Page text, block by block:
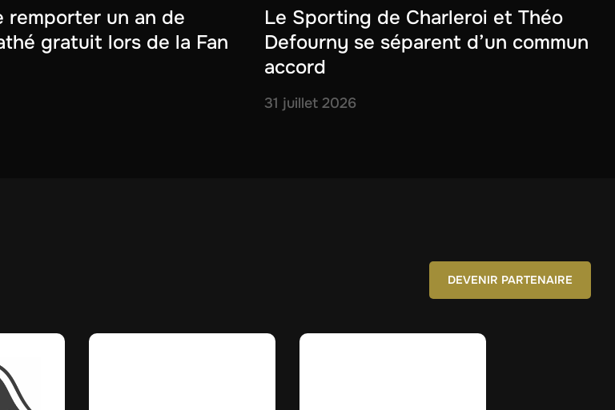
remporter un an de
gratuit lors de la Fan
Le Sporting de Charleroi et Théo
Defourny se séparent d’un commun
accord
31 juillet 2026
DEVENIR PARTENAIRE